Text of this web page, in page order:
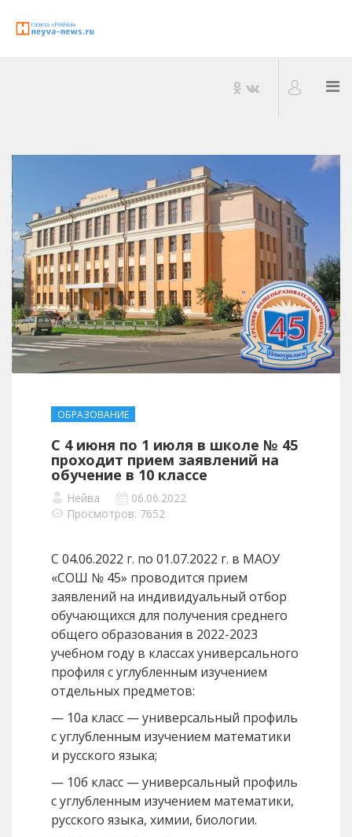
ОБРАЗОВАНИЕ
С 4 июня по 1 июля в школе № 45
проходит прием заявлений на
обучение в 10 классе
Нейва
06.06.2022
Просмотров: 7652
С 04.06.2022 г. по 01.07.2022 г. в МАОУ
«СОШ № 45» проводится прием
заявлений на индивидуальный отбор
обучающихся для получения среднего
общего образования в 2022-2023
учебном году в классах универсального
профиля с углубленным изучением
отдельных предметов:
— 10а класс — универсальный профиль
с углубленным изучением математики
и русского языка;
— 10б класс — универсальный профиль
с углубленным изучением математики,
русского языка, химии, биологии.